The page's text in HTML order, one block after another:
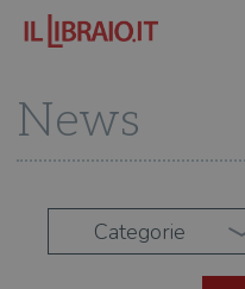
News
Categorie